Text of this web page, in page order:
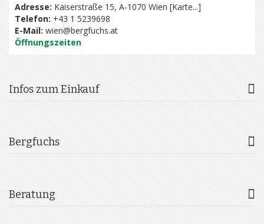
Adresse: Kaiserstraße 15, A-1070 Wien [Karte...]
Telefon: +43 1 5239698
E-Mail: wien@bergfuchs.at
Öffnungszeiten
Infos zum Einkauf
Bergfuchs
Beratung